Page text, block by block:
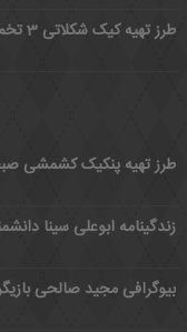
طرز تهیه کیک شکلاتی 3 تخم مرغی
طرز تهیه پنکیک کشمشی
بیوگرافی مجید صالحی